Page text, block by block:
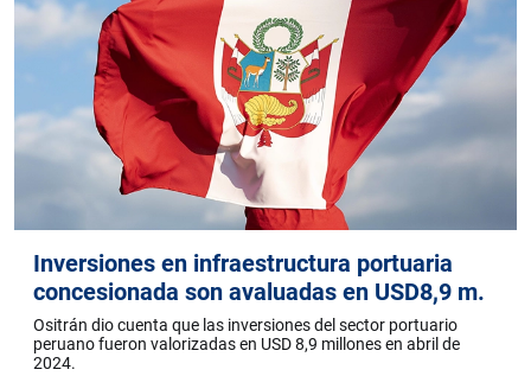
Inversiones en infraestructura portuaria
concesionada son avaluadas en USD8,9 m.
Ositrán dio cuenta que las inversiones del sector portuario
peruano fueron valorizadas en USD 8,9 millones en abril de
2024.